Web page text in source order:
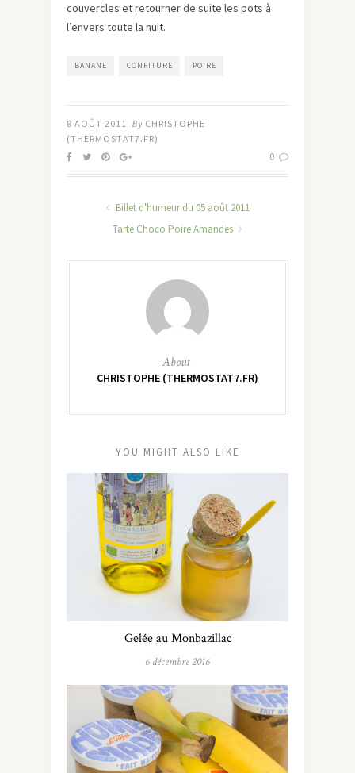
couvercles et retourner de suite les pots à
l’envers toute la nuit.
BANANE CONFITURE POIRE
8 AOÛT 2011 By CHRISTOPHE
(THERMOSTAT7.FR)
0
Billet d'humeur du 05 août 2011
Tarte Choco Poire Amandes
About
CHRISTOPHE (THERMOSTAT7.FR)
YOU MIGHT ALSO LIKE
Gelée au Monbazillac
6 décembre 2016